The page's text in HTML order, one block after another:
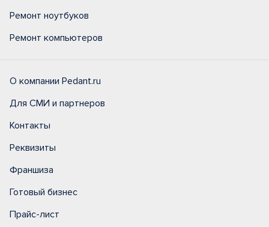
Ремонт ноутбуков
Ремонт компьютеров
О компании Pedant.ru
Для СМИ и партнеров
Контакты
Реквизиты
Франшиза
Готовый бизнес
Прайс-лист